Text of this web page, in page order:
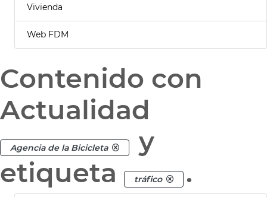
Vivienda
Web FDM
Contenido con
Actualidad
Agencia de la Bicicleta
y
etiqueta
tráfico .